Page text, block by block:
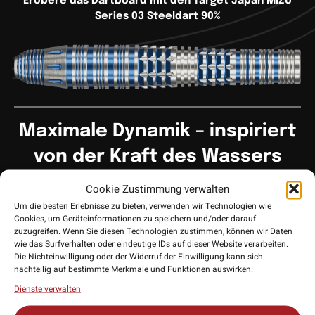
Cookie Zustimmung verwalten
Um die besten Erlebnisse zu bieten, verwenden wir Technologien wie
Cookies, um Geräteinformationen zu speichern und/oder darauf
zuzugreifen. Wenn Sie diesen Technologien zustimmen, können wir Daten
wie das Surfverhalten oder eindeutige IDs auf dieser Website verarbeiten.
Die Nichteinwilligung oder der Widerruf der Einwilligung kann sich
nachteilig auf bestimmte Merkmale und Funktionen auswirken.
Dienste verwalten
Series 03 Steeldart 90%
Maximale Dynamik – inspiriert
von der Kraft des Wassers
Target Japan MIZU Series 03vereint Geschwindigkeit,
Kontrolle und moderne Präzision in einem kraftvollen Setup.
Der Name „Mizu“ (水) steht für Wasser – ein Symbol für
Anpassungsfähigkeit, Balance und natürliche Kraft. Genau
diese Eigenschaften spiegeln sich im Torpedo-Design dieses
Darts wider, der für fließende Bewegungen und dynamische